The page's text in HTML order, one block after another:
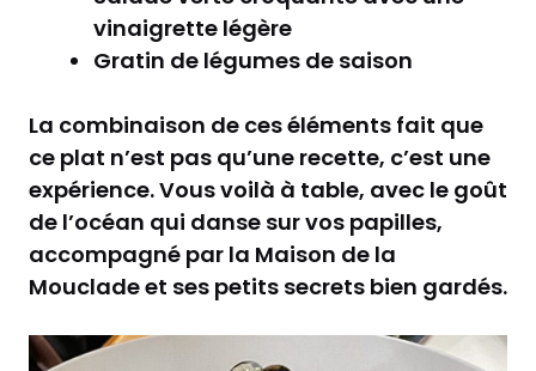
vinaigrette légère
Gratin de légumes de saison
La combinaison de ces éléments fait que
ce plat n’est pas qu’une recette, c’est une
expérience. Vous voilà à table, avec le goût
de l’océan qui danse sur vos papilles,
accompagné par la Maison de la
Mouclade et ses petits secrets bien gardés.